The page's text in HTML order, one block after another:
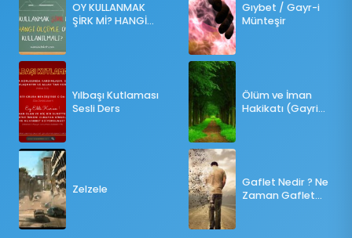
OY KULLANMAK
ŞİRK Mİ? HANGİ
Yılbaşı Kutlaması
Sesli Ders
Zelzele
Gıybet / Gayr-i
Münteşir
Ölüm ve İman
Hakikatı (Gayri
Gaflet Nedir ? Ne
Zaman Gaflet